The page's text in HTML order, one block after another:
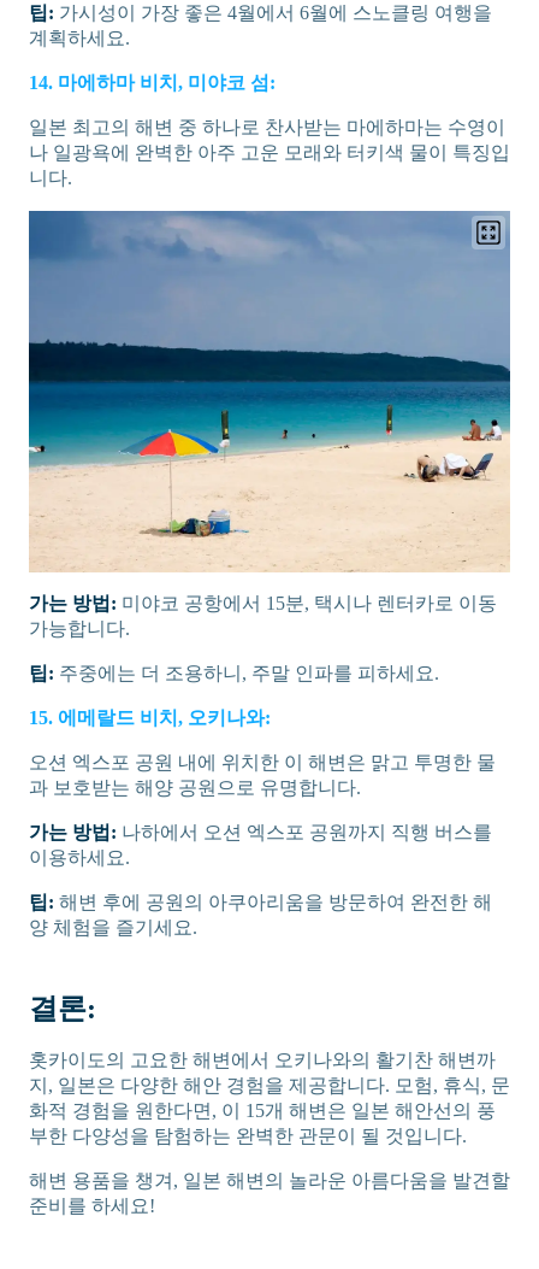
팁: 가시성이 가장 좋은 4월에서 6월에 스노클링 여행을
계획하세요.
14. 마에하마 비치, 미야코 섬:
일본 최고의 해변 중 하나로 찬사받는 마에하마는 수영이
나 일광욕에 완벽한 아주 고운 모래와 터키색 물이 특징입
니다.
가는 방법: 미야코 공항에서 15분, 택시나 렌터카로 이동
가능합니다.
팁: 주중에는 더 조용하니, 주말 인파를 피하세요.
15. 에메랄드 비치, 오키나와:
오션 엑스포 공원 내에 위치한 이 해변은 맑고 투명한 물
과 보호받는 해양 공원으로 유명합니다.
가는 방법: 나하에서 오션 엑스포 공원까지 직행 버스를
이용하세요.
팁: 해변 후에 공원의 아쿠아리움을 방문하여 완전한 해
양 체험을 즐기세요.
결론:
홋카이도의 고요한 해변에서 오키나와의 활기찬 해변까
지, 일본은 다양한 해안 경험을 제공합니다. 모험, 휴식, 문
화적 경험을 원한다면, 이 15개 해변은 일본 해안선의 풍
부한 다양성을 탐험하는 완벽한 관문이 될 것입니다.
해변 용품을 챙겨, 일본 해변의 놀라운 아름다움을 발견할
준비를 하세요!